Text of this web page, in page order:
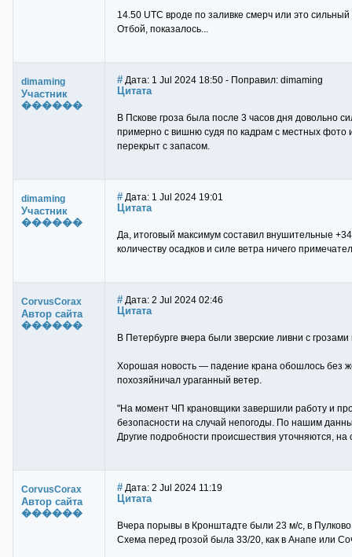
14.50 UTC вроде по заливке смерч или это сильный
Отбой, показалось...
dimaming
Участник
������
# Дата: 1 Jul 2024 18:50 - Поправил: dimaming
Цитата
В Пскове гроза была после 3 часов дня довольно
примерно с вишню судя по кадрам с местных фото
перекрыт с запасом.
dimaming
Участник
������
# Дата: 1 Jul 2024 19:01
Цитата
Да, итоговый максимум составил внушительные
количеству осадков и силе ветра ничего
CorvusCorax
Автор сайта
������
# Дата: 2 Jul 2024 02:46
Цитата
В Петербурге вчера были зверские ливни с
Хорошая новость — падение крана обошлось без
похозяйничал ураганный ветер.
"На момент ЧП крановщики завершили работу и
безопасности на случай непогоды. По нашим
Другие подробности происшествия уточняются,
CorvusCorax
Автор сайта
������
# Дата: 2 Jul 2024 11:19
Цитата
Вчера порывы в Кронштадте были 23 м/с, в
Схема перед грозой была 33/20, как в Анапе или